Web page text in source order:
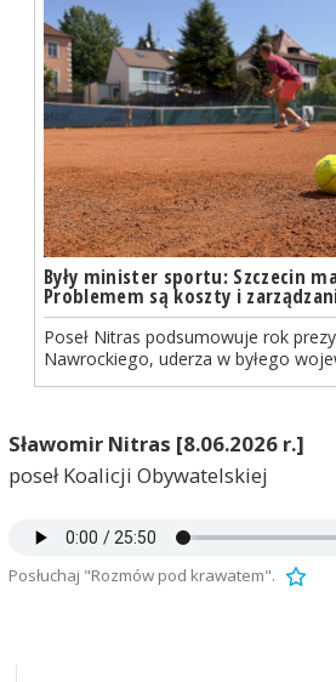
Były minister sportu: Szczecin
Problemem są koszty i
Poseł Nitras podsumowuje rok
Nawrockiego, uderza w byłego
Sławomir Nitras [8.06.2026 r.]
poseł Koalicji Obywatelskiej
Posłuchaj "Rozmów pod krawatem".